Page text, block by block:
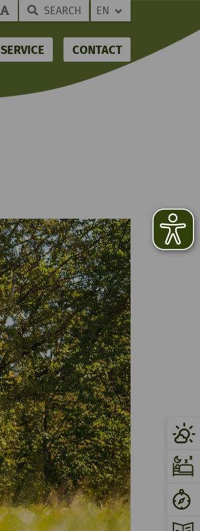
SEARCH EN
SERVICE CONTACT